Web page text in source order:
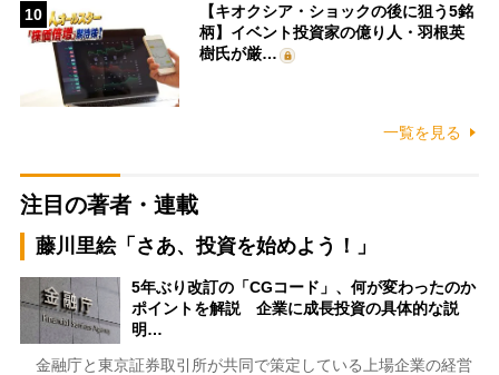
10
【キオクシア・ショックの後に狙う5銘
柄】イベント投資家の億り人・羽根英
樹氏が厳…
一覧を見る
注目の著者・連載
藤川里絵「さあ、投資を始めよう！」
5年ぶり改訂の「CGコード」、何が変わったのか
ポイントを解説 企業に成長投資の具体的な説
明…
金融庁と東京証券取引所が共同で策定している上場企業の経営